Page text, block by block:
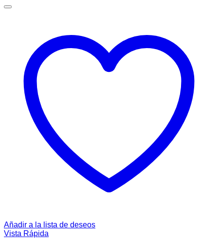
Añadir a la lista de deseos
Vista Rápida